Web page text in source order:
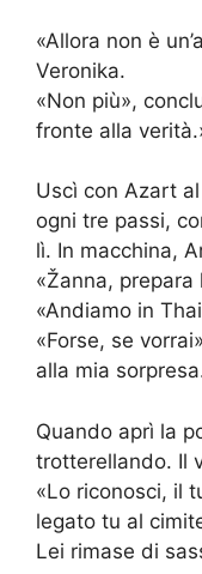
«Allora non è
Veronika.
«Non più»,
fronte alla
Uscì con Azart
ogni tre passi,
lì. In macchina,
«Žanna, prepara
«Andiamo in
«Forse, se
alla mia
Quando aprì la
trotterellando. Il
«Lo riconosci, il
legato tu al
Lei rimase di